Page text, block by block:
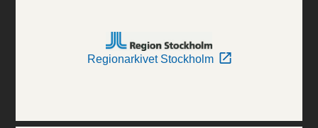
Regionarkivet Stockholm